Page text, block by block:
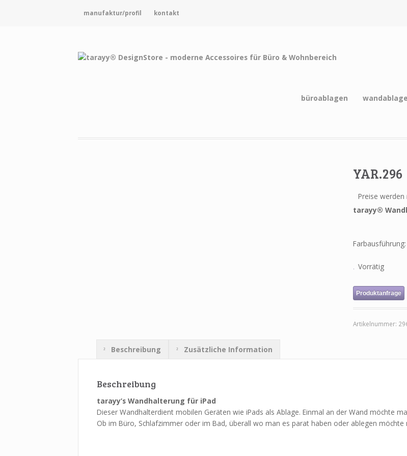
manufaktur/profil kontakt
büroablagen
YAR.296
Preise werden
tarayy®
Farbausführung:
Vorrätig
Produktanfrage
Artikelnummer:
Beschreibung Zusätzliche Information
Beschreibung
tarayy’s Wandhalterung für iPad
Dieser Wandhalterdient mobilen Geräten wie iPads als Ablage. Einmal an der Wand möchte
Ob im Büro, Schlafzimmer oder im Bad, überall wo man es parat haben oder ablegen möchte